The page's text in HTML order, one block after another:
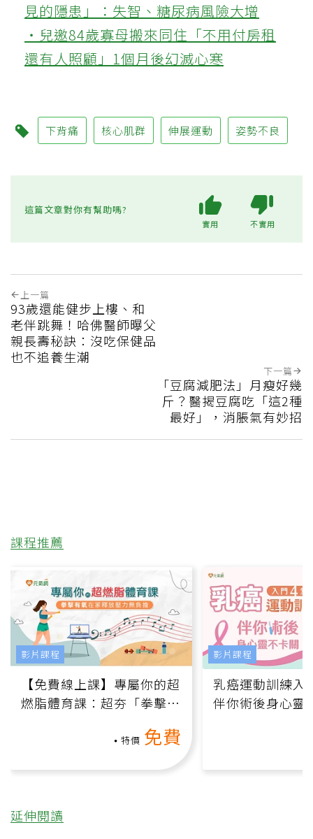
見的隱患」：失智、糖尿病風險大增
‧兒邀84歲寡母搬來同住「不用付房租
還有人照顧」1個月後幻滅心寒
下背痛 核心肌群 伸展運動 姿勢不良
這篇文章對你有幫助嗎?
實用 不實用
上一篇
93歲還能健步上樓、和
老伴跳舞！哈佛醫師曝父
親長壽秘訣：沒吃保健品
也不追養生潮
下一篇
「豆腐減肥法」月瘦好幾
斤？醫揭豆腐吃「這2種
最好」，消脹氣有妙招
課程推薦
【免費線上課】專屬你的超
燃脂體育課：超夯「拳擊有
特價 免費
影片課程
乳癌運動訓練入
伴你術後身心靈
影片課程
延伸閱讀